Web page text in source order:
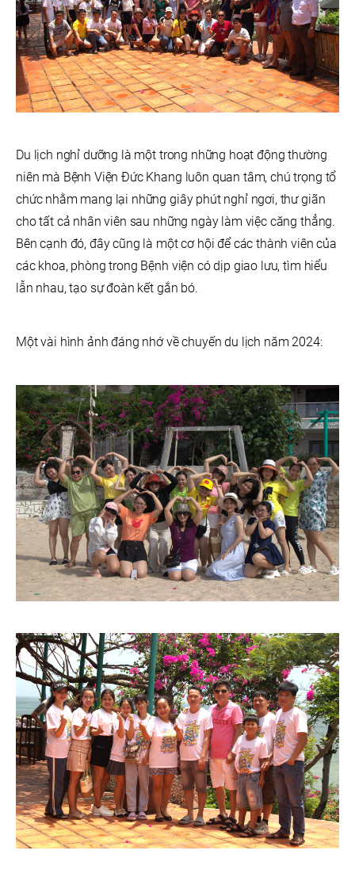
Du lịch nghỉ dưỡng là một trong những hoạt động thường
niên mà Bệnh Viện Đức Khang luôn quan tâm, chú trọng tổ
chức nhằm mang lại những giây phút nghỉ ngơi, thư giãn
cho tất cả nhân viên sau những ngày làm việc căng thẳng.
Bên cạnh đó, đây cũng là một cơ hội để các thành viên của
các khoa, phòng trong Bệnh viện có dịp giao lưu, tìm hiểu
lẫn nhau, tạo sự đoàn kết gắn bó.
Một vài hình ảnh đáng nhớ về chuyến du lịch năm 2024: